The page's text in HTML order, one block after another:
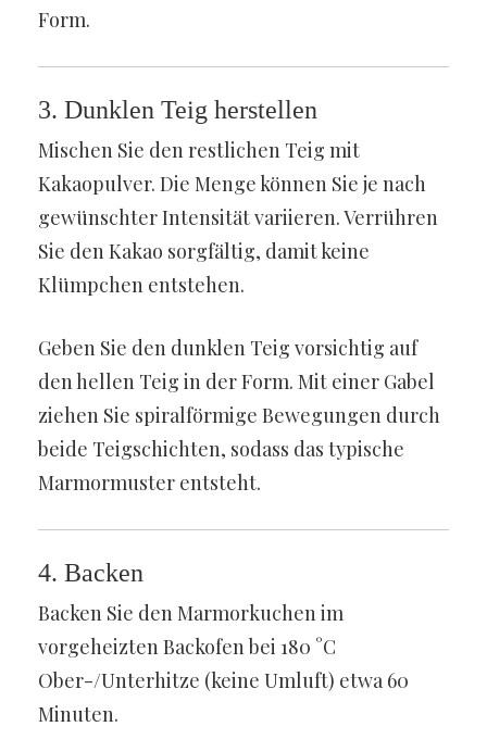
Form.
3. Dunklen Teig herstellen
Mischen Sie den restlichen Teig mit
Kakaopulver. Die Menge können Sie je nach
gewünschter Intensität variieren. Verrühren
Sie den Kakao sorgfältig, damit keine
Klümpchen entstehen.
Geben Sie den dunklen Teig vorsichtig auf
den hellen Teig in der Form. Mit einer Gabel
ziehen Sie spiralförmige Bewegungen durch
beide Teigschichten, sodass das typische
Marmormuster entsteht.
4. Backen
Backen Sie den Marmorkuchen im
vorgeheizten Backofen bei 180 °C
Ober-/Unterhitze (keine Umluft) etwa 60
Minuten.